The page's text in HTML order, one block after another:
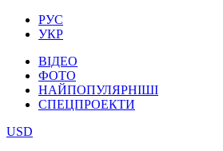
РУС
УКР
ВІДЕО
ФОТО
НАЙПОПУЛЯРНІШІ
СПЕЦПРОЕКТИ
USD